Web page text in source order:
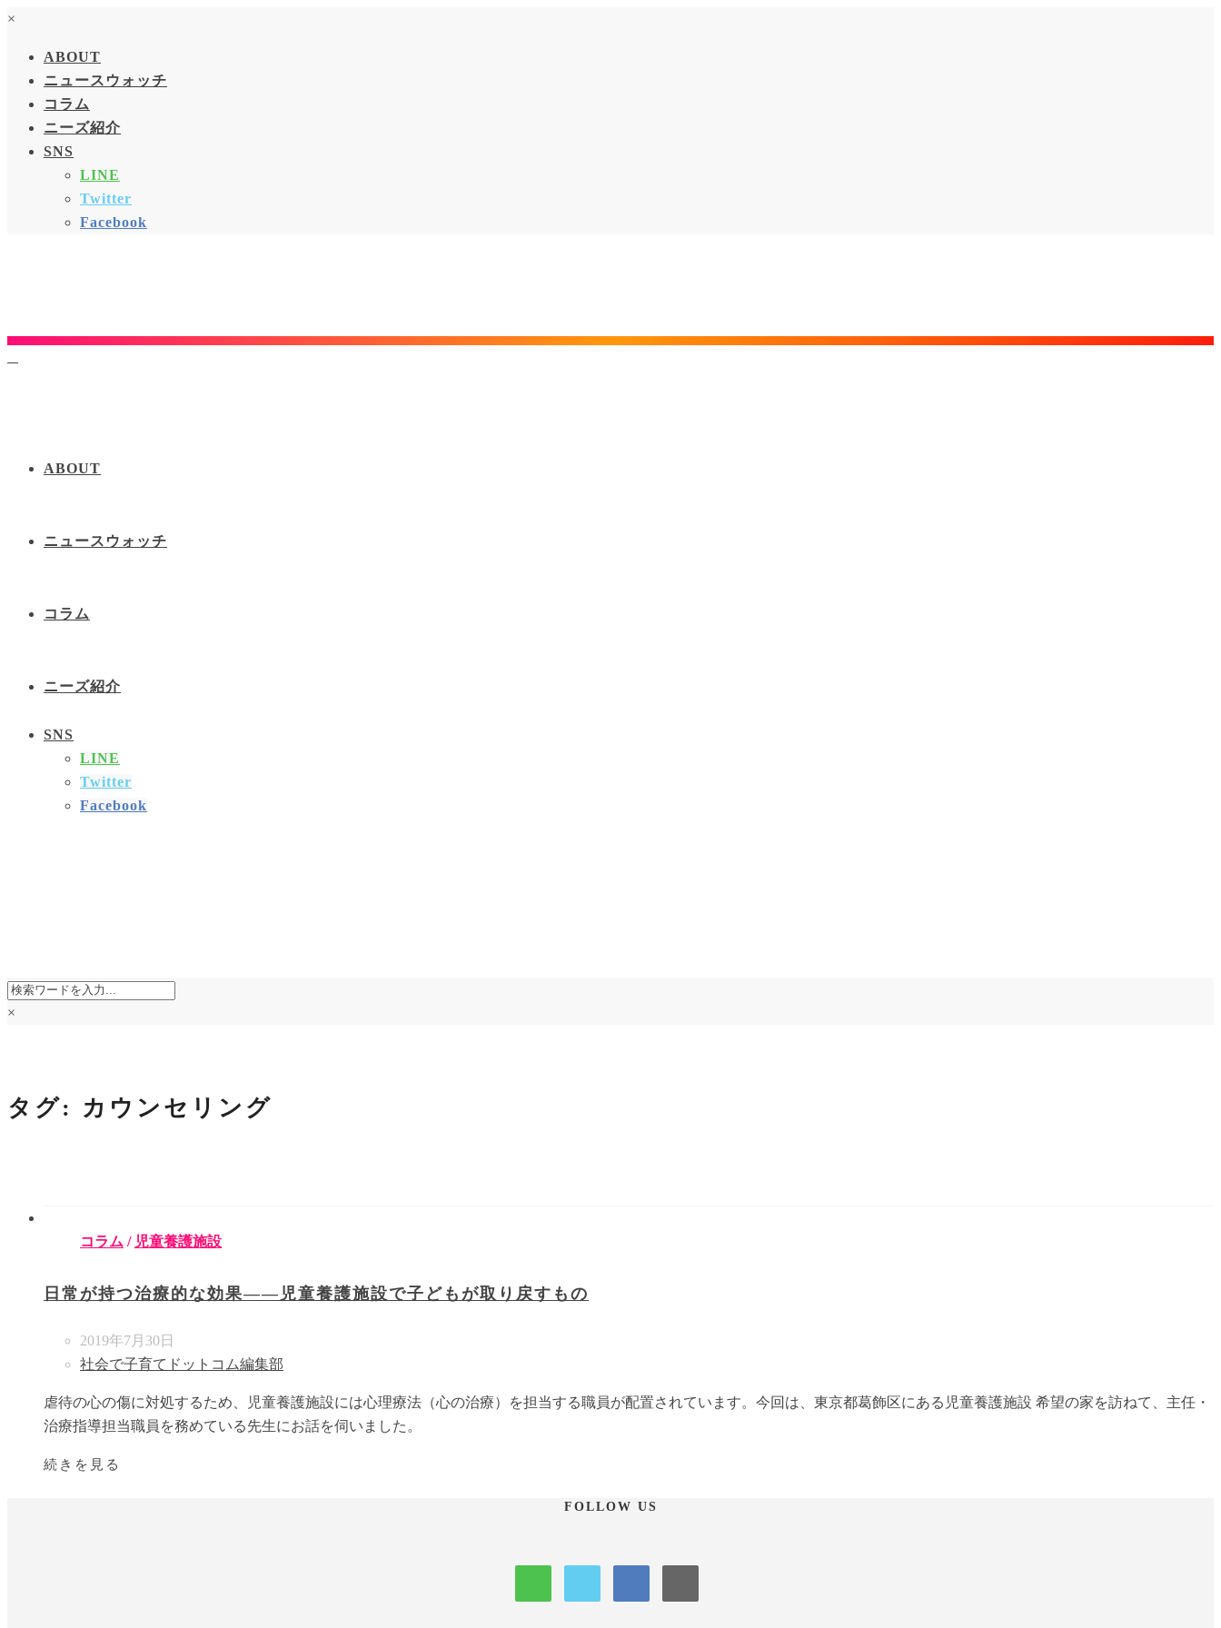
×
ABOUT
ニュースウォッチ
コラム
ニーズ紹介
SNS
LINE
Twitter
Facebook
ABOUT
ニュースウォッチ
コラム
ニーズ紹介
SNS
LINE
Twitter
Facebook
×
タグ: カウンセリング
コラム / 児童養護施設
日常が持つ治療的な効果――児童養護施設で子どもが取り戻すもの
2019年7月30日
社会で子育てドットコム編集部
虐待の心の傷に対処するため、児童養護施設には心理療法（心の治療）を担当する職員が配置されています。今回は、東京都葛飾区にある児童養護施設 希望の家を訪ねて、主任・
治療指導担当職員を務めている先生にお話を伺いました。
続きを見る
FOLLOW US